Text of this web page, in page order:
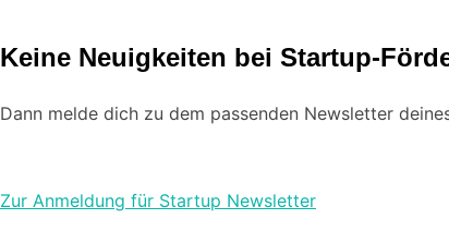
Keine Neuigkeiten bei Startup-
Dann melde dich zu dem passenden Newsletter
Zur Anmeldung für Startup Newsletter